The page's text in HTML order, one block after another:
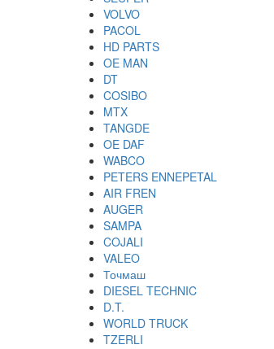
VOLVO
PACOL
HD PARTS
OE MAN
DT
COSIBO
MTX
TANGDE
OE DAF
WABCO
PETERS ENNEPETAL
AIR FREN
AUGER
SAMPA
COJALI
VALEO
Точмаш
DIESEL TECHNIC
D.T.
WORLD TRUCK
TZERLI